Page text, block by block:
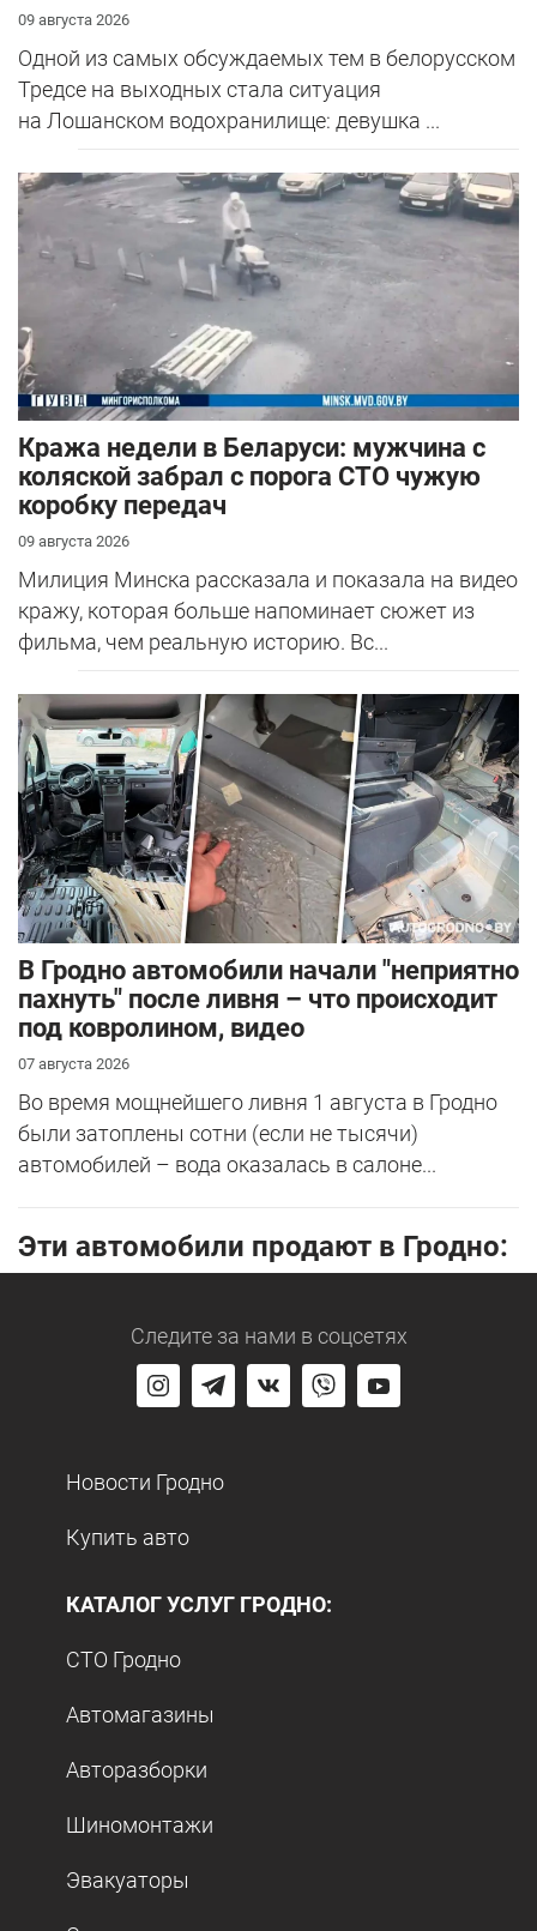
09 августа 2026
Одной из самых обсуждаемых тем в белорусском
Тредсе на выходных стала ситуация
на Лошанском водохранилище: девушка ...
Кража недели в Беларуси: мужчина с
коляской забрал с порога СТО чужую
коробку передач
09 августа 2026
Милиция Минска рассказала и показала на видео
кражу, которая больше напоминает сюжет из
фильма, чем реальную историю. Вс...
В Гродно автомобили начали "неприятно
пахнуть" после ливня – что происходит
под ковролином, видео
07 августа 2026
Во время мощнейшего ливня 1 августа в Гродно
были затоплены сотни (если не тысячи)
автомобилей – вода оказалась в салоне...
Эти автомобили продают в Гродно:
Следите за нами в соцсетях
Новости Гродно
Купить авто
КАТАЛОГ УСЛУГ ГРОДНО:
СТО Гродно
Автомагазины
Авторазборки
Шиномонтажи
Эвакуаторы